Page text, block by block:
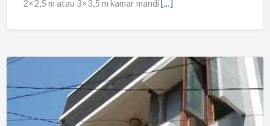
2×2,5 m atau 3×3,5 m kamar mandi[…]
Kos
Non
Ac